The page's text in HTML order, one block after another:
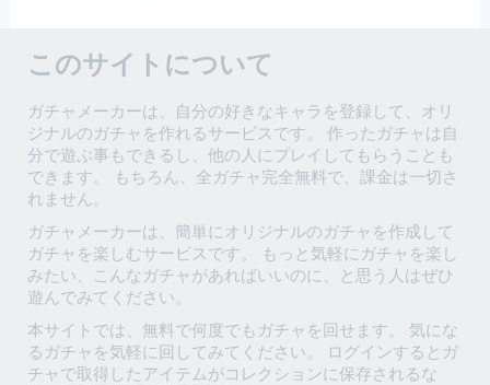
このサイトについて
ガチャメーカーは、自分の好きなキャラを登録して、オリ
ジナルのガチャを作れるサービスです。 作ったガチャは自
分で遊ぶ事もできるし、他の人にプレイしてもらうことも
できます。 もちろん、全ガチャ完全無料で、課金は一切さ
れません。
ガチャメーカーは、簡単にオリジナルのガチャを作成して
ガチャを楽しむサービスです。 もっと気軽にガチャを楽し
みたい、こんなガチャがあればいいのに、と思う人はぜひ
遊んでみてください。
本サイトでは、無料で何度でもガチャを回せます。 気にな
るガチャを気軽に回してみてください。 ログインするとガ
チャで取得したアイテムがコレクションに保存されるな